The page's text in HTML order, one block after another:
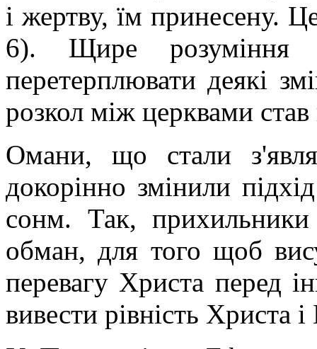
і жертву, їм принесену.
6). Щире розуміння
перетерплювати деякі
розкол між церквами
Омани, що стали
докорінно змінили
сонм. Так,
обман, для того щоб
перевагу Христа перед
вивести рівність Христа і